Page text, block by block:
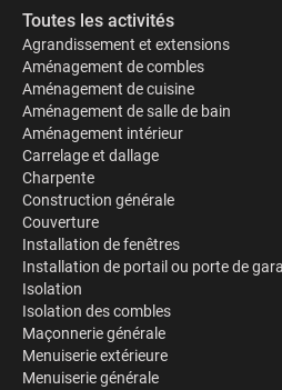
Toutes les activités
Agrandissement et extensions
Aménagement de combles
Aménagement de cuisine
Aménagement de salle de bain
Aménagement intérieur
Carrelage et dallage
Charpente
Construction générale
Couverture
Installation de fenêtres
Installation de portail ou porte de
Isolation
Isolation des combles
Maçonnerie générale
Menuiserie extérieure
Menuiserie générale